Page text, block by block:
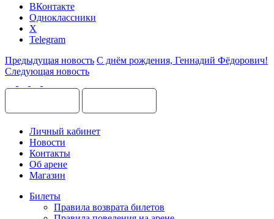
ВКонтакте
Одноклассники
X
Telegram
Предыдущая новость С днём рождения, Геннадий Фёдорович!
Следующая новость
Личный кабинет
Новости
Контакты
Об арене
Магазин
Билеты
Правила возврата билетов